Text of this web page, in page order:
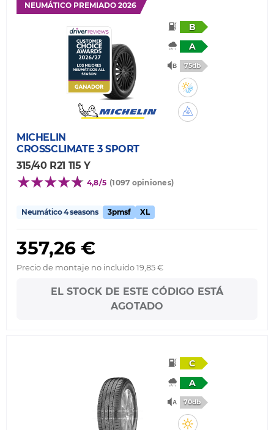
NEUMÁTICO PREMIADO 2026
B
A
75db
MICHELIN
CROSSCLIMATE 3 SPORT
315/40 R21 115 Y
4,8/5 (1097 opiniones)
Neumático 4 seasons 3pmsf XL
357,26 €
Precio de montaje no incluido 19,85 €
EL STOCK DE ESTE CÓDIGO ESTÁ
AGOTADO
C
A
70db